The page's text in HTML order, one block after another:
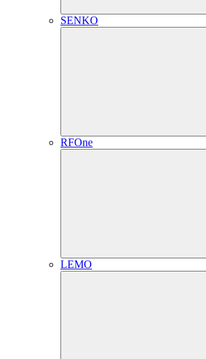
SENKO
RFOne
LEMO